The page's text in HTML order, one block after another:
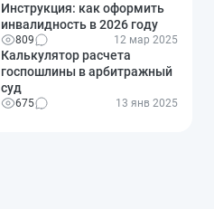
Инструкция: как оформить
инвалидность в 2026 году
809 12 мар 2025
Калькулятор расчета
госпошлины в арбитражный
суд
675 13 янв 2025